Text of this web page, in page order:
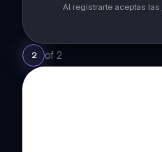
Al registrarte aceptas las
2 of 2